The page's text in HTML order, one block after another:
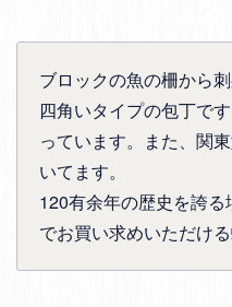
ブロックの魚の柵から
四角いタイプの包丁で
っています。また、関
いてます。
120有余年の歴史を誇る
でお買い求めいただけ